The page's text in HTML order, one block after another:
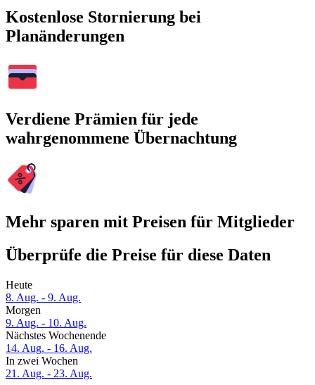
Kostenlose Stornierung bei
Planänderungen
Verdiene Prämien für jede
wahrgenommene Übernachtung
Mehr sparen mit Preisen für Mitglieder
Überprüfe die Preise für diese Daten
Heute
8. Aug. - 9. Aug.
Morgen
9. Aug. - 10. Aug.
Nächstes Wochenende
14. Aug. - 16. Aug.
In zwei Wochen
21. Aug. - 23. Aug.